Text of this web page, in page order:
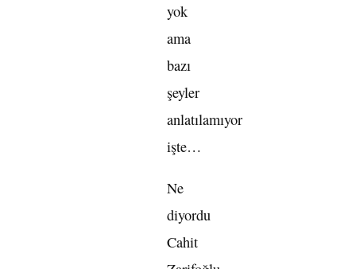
yok
ama
bazı
şeyler
anlatılamıyor
işte…
Ne
diyordu
Cahit